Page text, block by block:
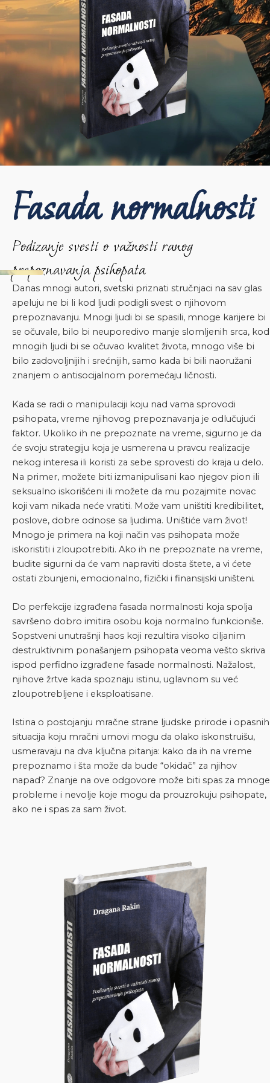
Fasada normalnosti
Podizanje svesti o važnosti ranog
prepoznavanja psihopata
Danas mnogi autori, svetski priznati stručnjaci na sav glas
apeluju ne bi li kod ljudi podigli svest o njihovom
prepoznavanju. Mnogi ljudi bi se spasili, mnoge karijere bi
se očuvale, bilo bi neuporedivo manje slomljenih srca, kod
mnogih ljudi bi se očuvao kvalitet života, mnogo više bi
bilo zadovoljnijih i srećnijih, samo kada bi bili naoružani
znanjem o antisocijalnom poremećaju ličnosti.
Kada se radi o manipulaciji koju nad vama sprovodi
psihopata, vreme njihovog prepoznavanja je odlučujući
faktor. Ukoliko ih ne prepoznate na vreme, sigurno je da
će svoju strategiju koja je usmerena u pravcu realizacije
nekog interesa ili koristi za sebe sprovesti do kraja u delo.
Na primer, možete biti izmanipulisani kao njegov pion ili
seksualno iskorišćeni ili možete da mu pozajmite novac
koji vam nikada neće vratiti. Može vam uništiti kredibilitet,
poslove, dobre odnose sa ljudima. Uništiće vam život!
Mnogo je primera na koji način vas psihopata može
iskoristiti i zloupotrebiti. Ako ih ne prepoznate na vreme,
budite sigurni da će vam napraviti dosta štete, a vi ćete
ostati zbunjeni, emocionalno, fizički i finansijski uništeni.
Do perfekcije izgrađena fasada normalnosti koja spolja
savršeno dobro imitira osobu koja normalno funkcioniše.
Sopstveni unutrašnji haos koji rezultira visoko ciljanim
destruktivnim ponašanjem psihopata veoma vešto skriva
ispod perfidno izgrađene fasade normalnosti. Nažalost,
njihove žrtve kada spoznaju istinu, uglavnom su već
zloupotrebljene i eksploatisane.
Istina o postojanju mračne strane ljudske prirode i opasnih
situacija koju mračni umovi mogu da olako iskonstruišu,
usmeravaju na dva ključna pitanja: kako da ih na vreme
prepoznamo i šta može da bude “okidač” za njihov
napad? Znanje na ove odgovore može biti spas za mnoge
probleme i nevolje koje mogu da prouzrokuju psihopate,
ako ne i spas za sam život.